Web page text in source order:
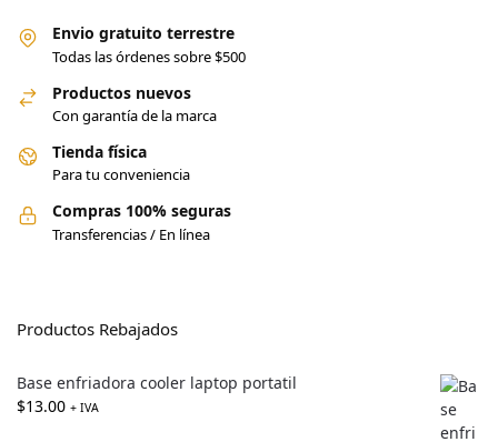
Envio gratuito terrestre
Todas las órdenes sobre $500
Productos nuevos
Con garantía de la marca
Tienda física
Para tu conveniencia
Compras 100% seguras
Transferencias / En línea
Productos Rebajados
Base enfriadora cooler laptop portatil
$13.00 + IVA